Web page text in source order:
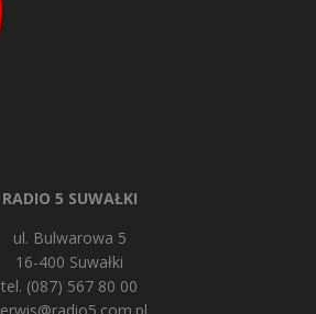
RADIO 5 SUWAŁKI
ul. Bulwarowa 5
16-400 Suwałki
tel. (087) 567 80 00